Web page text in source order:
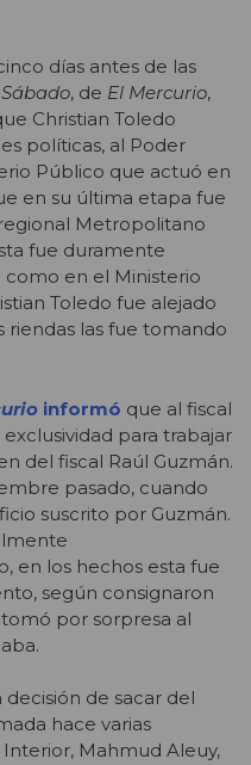
días antes de las
, de El Mercurio,
Christian Toledo
políticas, al Poder
Público que actuó en
en su última etapa fue
Metropolitano
fue duramente
en el Ministerio
Toledo fue alejado
riendas las fue tomando
informó que al fiscal
para trabajar
del fiscal Raúl Guzmán.
pasado, cuando
suscrito por Guzmán.
en los hechos esta fue
según consignaron
por sorpresa al
de sacar del
hace varias
Mahmud Aleuy,